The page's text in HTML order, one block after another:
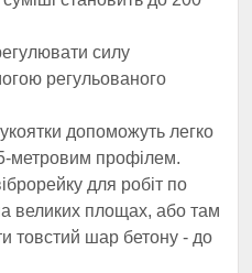
силу
регульованого
допоможуть легко
метровим профілем.
для робіт по
великих площах, або там
товстий шар бетону - до